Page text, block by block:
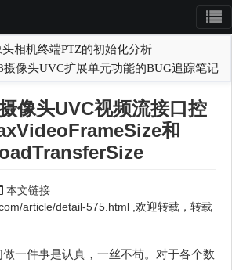
相机终端PTZ的初始化分析
摄像头UVC扩展单元功能的BUG追踪笔记
像头UVC视频流接口控
和
本文链接
article/detail-575.html ,欢迎转载，转载
一件事是认真，一丝不苟。对于各个数